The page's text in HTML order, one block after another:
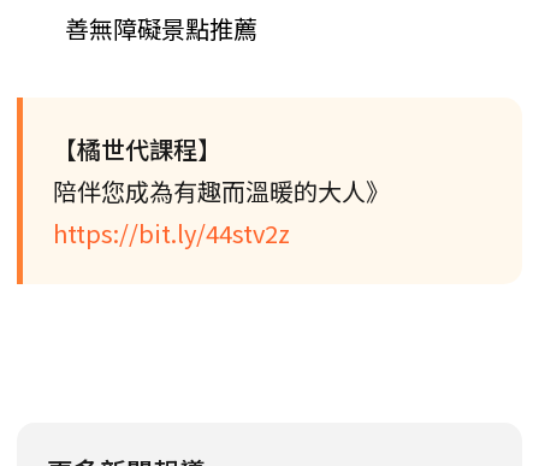
善無障礙景點推薦
【橘世代課程】
陪伴您成為有趣而溫暖的大人》
https://bit.ly/44stv2z